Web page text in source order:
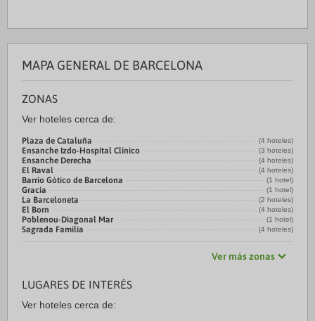
MAPA GENERAL DE BARCELONA
ZONAS
Ver hoteles cerca de:
Plaza de Cataluña (4 hoteles)
Ensanche Izdo-Hospital Clínico (3 hoteles)
Ensanche Derecha (4 hoteles)
El Raval (4 hoteles)
Barrio Gótico de Barcelona (1 hotel)
Gracia (1 hotel)
La Barceloneta (2 hoteles)
El Born (4 hoteles)
Poblenou-Diagonal Mar (1 hotel)
Sagrada Familia (4 hoteles)
Ver más zonas
LUGARES DE INTERÉS
Ver hoteles cerca de: